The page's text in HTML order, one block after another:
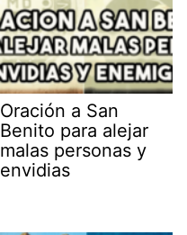
Oración a San
Benito para alejar
malas personas y
envidias